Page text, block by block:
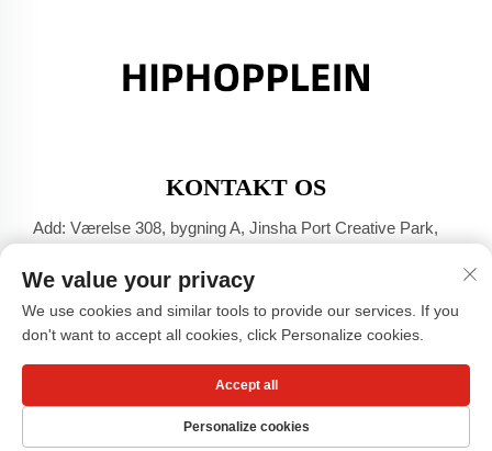
KONTAKT OS
Add: Værelse 308, bygning A, Jinsha Port Creative Park,
Tel: +86-17304049586
E-mail:[email protected]
Copyright © Guangzhou Xiaohongshu Beklædnings Co., LTD -
Privatlivspolitik
We value your privacy
We use cookies and similar tools to provide our services. If you
don't want to accept all cookies, click Personalize cookies.
Personalize cookies
Accept all